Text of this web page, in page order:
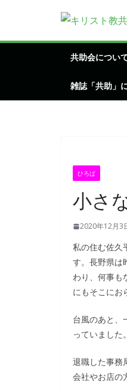
テ
共助会につい
雑誌「共助」
ひろば
小さ
2020年12月3
私の住む佐久
す。長野県は
わり、何事も
にもそこにお
台風のあと、
っていました
退職した事務
会社やお店の